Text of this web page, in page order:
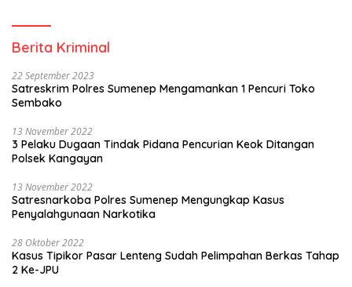
Berita Kriminal
22 September 2023
Satreskrim Polres Sumenep Mengamankan 1 Pencuri Toko
Sembako
13 November 2022
3 Pelaku Dugaan Tindak Pidana Pencurian Keok Ditangan
Polsek Kangayan
13 November 2022
Satresnarkoba Polres Sumenep Mengungkap Kasus
Penyalahgunaan Narkotika
28 Oktober 2022
Kasus Tipikor Pasar Lenteng Sudah Pelimpahan Berkas Tahap
2 Ke-JPU